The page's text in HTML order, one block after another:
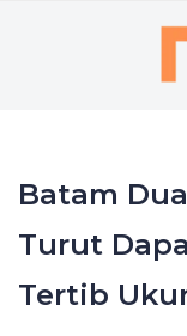
Batam
Turut
Tertib